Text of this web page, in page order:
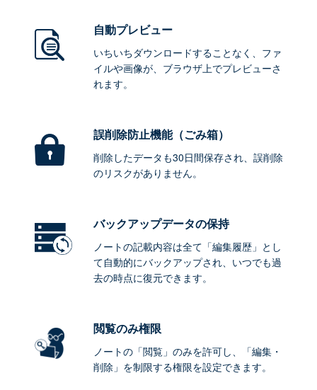
自動プレビュー
いちいちダウンロードすることなく、ファ
イルや画像が、ブラウザ上でプレビューさ
れます。
誤削除防止機能（ごみ箱）
削除したデータも30日間保存され、誤削除
のリスクがありません。
バックアップデータの保持
ノートの記載内容は全て「編集履歴」とし
て自動的にバックアップされ、いつでも過
去の時点に復元できます。
閲覧のみ権限
ノートの「閲覧」のみを許可し、「編集・
削除」を制限する権限を設定できます。